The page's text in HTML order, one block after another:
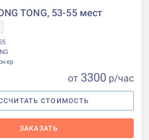
TONG, 53-55 мест
от 3300 р/час
СТОИМОСТЬ
ЗАКАЗАТЬ